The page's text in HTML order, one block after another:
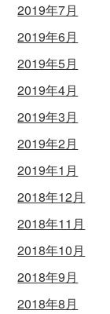
2019年7月
2019年6月
2019年5月
2019年4月
2019年3月
2019年2月
2019年1月
2018年12月
2018年11月
2018年10月
2018年9月
2018年8月